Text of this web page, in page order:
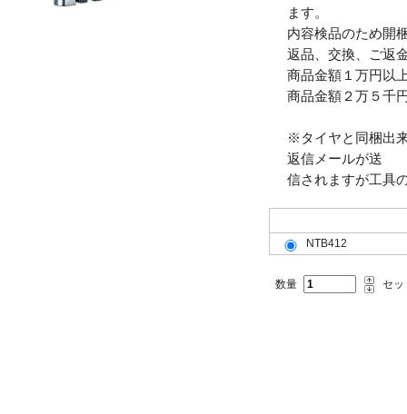
ます。
内容検品のため開
返品、交換、ご返
商品金額１万円以
商品金額２万５千
※タイヤと同梱出
返信メールが送
信されますが工具
NTB412
数量 セッ